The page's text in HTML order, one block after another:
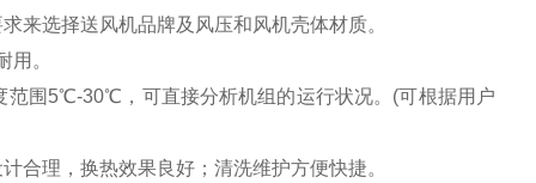
选择送风机品牌及风压和风机壳体材质。
。
围5℃-30℃，可直接分析机组的运行状况。(可根据用户
理，换热效果良好；清洗维护方便快捷。